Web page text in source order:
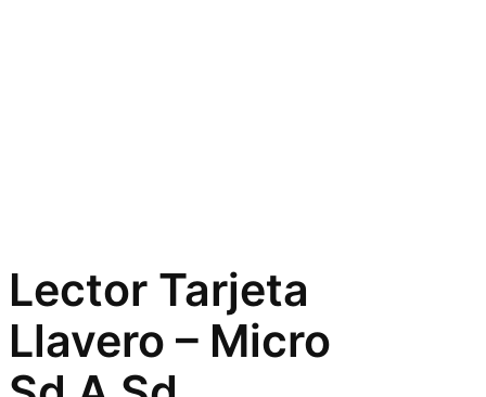
Lector Tarjeta
Llavero – Micro